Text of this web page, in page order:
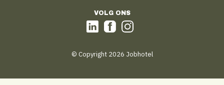
VOLG ONS
© Copyright 2026 Jobhotel